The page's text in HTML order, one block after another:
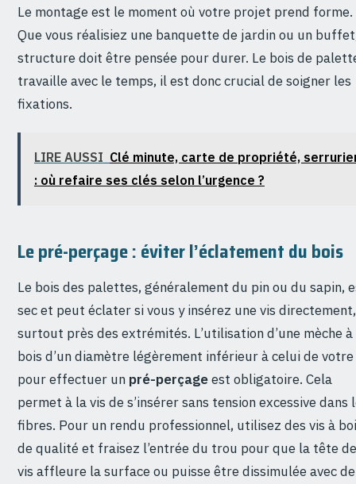
Le montage est le moment où votre projet prend forme.
Que vous réalisiez une banquette de jardin ou un
structure doit être pensée pour durer. Le bois de
travaille avec le temps, il est donc crucial de soigner les
fixations.
LIRE AUSSI Clé minute, carte de propriété,
: où refaire ses clés selon l’urgence ?
Le pré-perçage : éviter l’éclatement du bois
Le bois des palettes, généralement du pin ou du sapin,
sec et peut éclater si vous y insérez une vis directement,
surtout près des extrémités. L’utilisation d’une mèche à
bois d’un diamètre légèrement inférieur à celui de votre
pour effectuer un pré-perçageest obligatoire. Cela
permet à la vis de s’insérer sans tension excessive dans
fibres. Pour un rendu professionnel, utilisez des vis à
de qualité et fraisez l’entrée du trou pour que la tête
vis affleure la surface ou puisse être dissimulée avec